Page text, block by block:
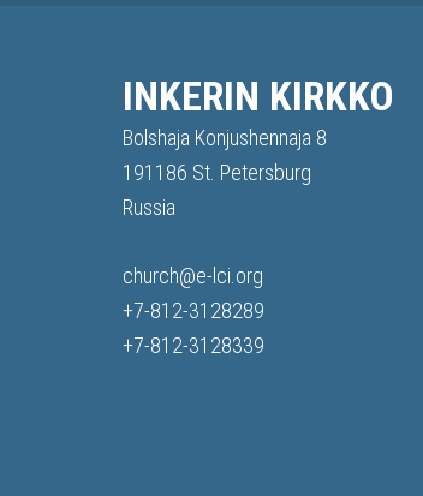
INKERIN KIRKKO
Bolshaja Konjushennaja 8
191186 St. Petersburg
Russia
church@e-lci.org
+7-812-3128289
+7-812-3128339